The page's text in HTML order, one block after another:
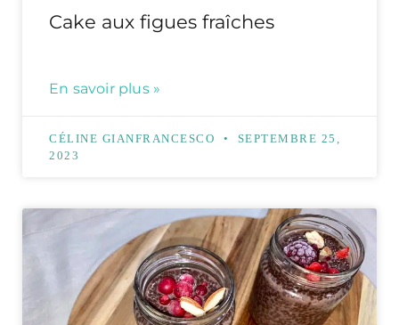
Cake aux figues fraîches
En savoir plus »
CÉLINE GIANFRANCESCO
SEPTEMBRE 25,
2023